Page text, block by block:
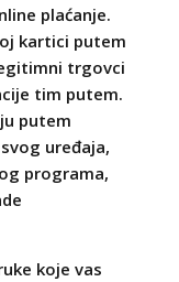
plaćanje.
kartici putem
trgovci
tim putem.
putem
uređaja,
programa,
koje vas